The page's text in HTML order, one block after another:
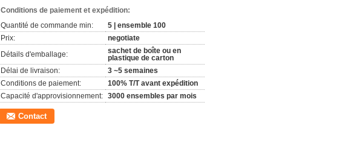
Conditions de paiement et expédition:
Quantité de commande min:
5 | ensemble 100
Prix:
negotiate
Détails d'emballage:
sachet de boîte ou en
plastique de carton
Délai de livraison:
3 ~5 semaines
Conditions de paiement:
100% T/T avant expédition
Capacité d'approvisionnement: 3000 ensembles par mois
Contact